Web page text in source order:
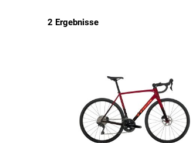
Metallic Red Smoke to
2 Ergebnisse